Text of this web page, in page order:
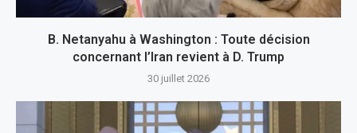
B. Netanyahu à Washington : Toute décision
concernant l’Iran revient à D. Trump
30 juillet 2026